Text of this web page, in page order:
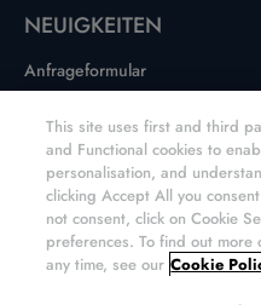
NEUIGKEITEN
Anfrageformular
Standorte & Distributoren
E6 CVD Online-Shop
This site uses first and third
and Functional cookies to
personalisation, and
clicking Accept All you
not consent, click on Cookie
preferences. To find out
any time, see our Cookie